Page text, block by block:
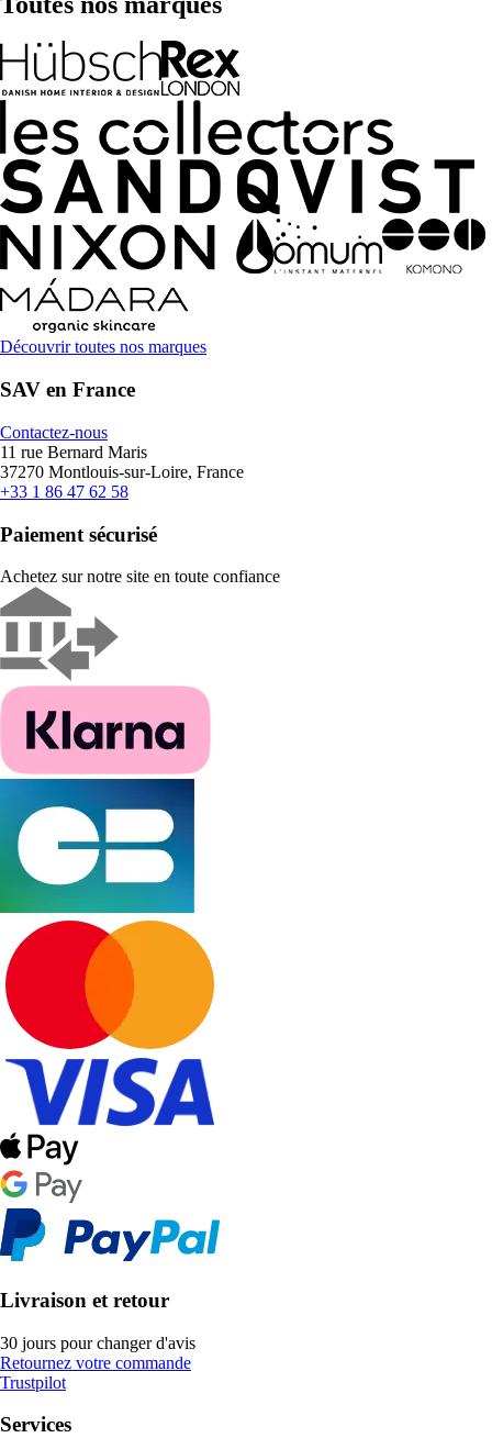
Découvrir toutes nos marques
SAV en France
Contactez-nous
11 rue Bernard Maris
37270 Montlouis-sur-Loire, France
+33 1 86 47 62 58
Paiement sécurisé
Achetez sur notre site en toute confiance
Livraison et retour
30 jours pour changer d'avis
Retournez votre commande
Trustpilot
Services